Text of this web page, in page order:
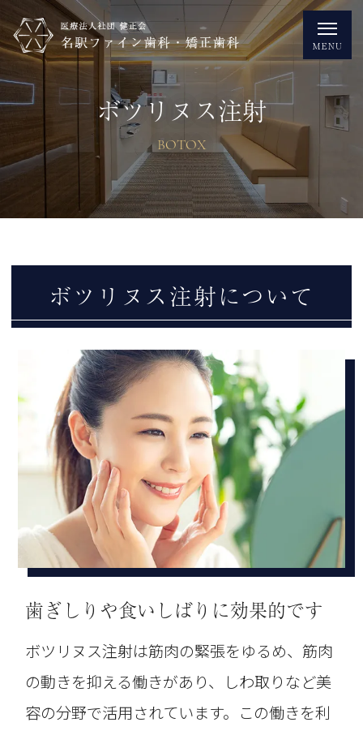
ボツリヌス注射
BOTOX
ボツリヌス注射について
歯ぎしりや食いしばりに効果的です
ボツリヌス注射は筋肉の緊張をゆるめ、筋肉
の動きを抑える働きがあり、しわ取りなど美
容の分野で活用されています。この働きを利